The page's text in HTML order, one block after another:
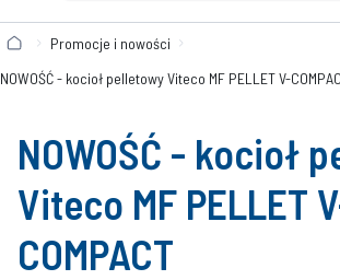
Promocje i nowości
NOWOŚĆ - kocioł pelletowy Viteco MF PELLET V-
NOWOŚĆ - kocioł
Viteco MF PELLET
COMPACT